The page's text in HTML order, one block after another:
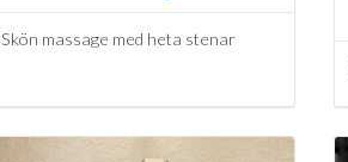
Skön massage med heta stenar